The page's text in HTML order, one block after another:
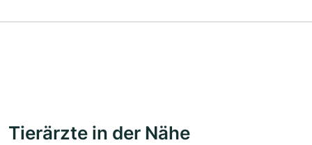
Tierärzte in der Nähe